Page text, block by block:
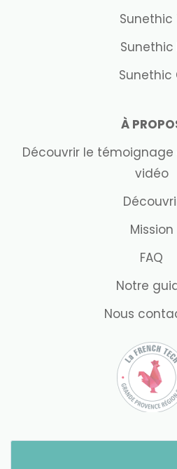
Sunethic
Sunethic
Sunethic
À
Découvrir le
vidéo
Mission
FAQ
Notre
Nous